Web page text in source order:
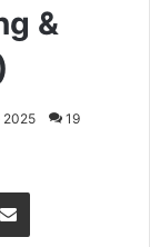
&
2025 19
Partager par email